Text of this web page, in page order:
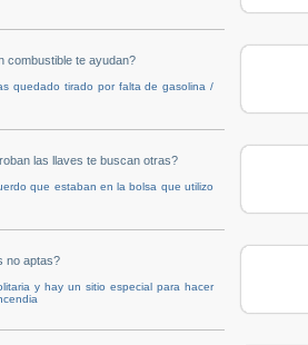
combustible te ayudan?
quedado tirado por falta de gasolina /
las llaves te buscan otras?
que estaban en la bolsa que utilizo
no aptas?
y hay un sitio especial para hacer